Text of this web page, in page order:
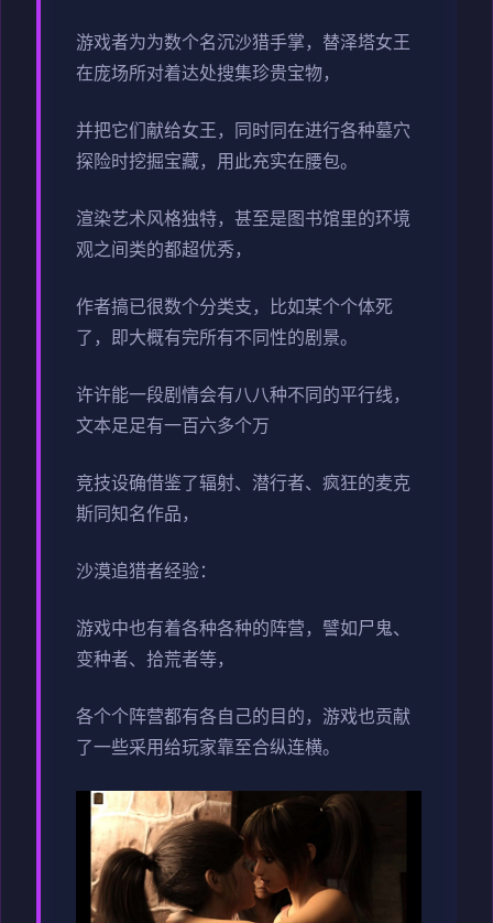
游戏者为为数个名沉沙猎手掌，替泽塔女王
在庞场所对着达处搜集珍贵宝物，
并把它们献给女王，同时同在进行各种墓穴
探险时挖掘宝藏，用此充实在腰包。
渲染艺术风格独特，甚至是图书馆里的环境
观之间类的都超优秀，
作者搞已很数个分类支，比如某个个体死
了，即大概有完所有不同性的剧景。
许许能一段剧情会有八八种不同的平行线，
文本足足有一百六多个万
竞技设确借鉴了辐射、潜行者、疯狂的麦克
斯同知名作品，
沙漠追猎者经验：
游戏中也有着各种各种的阵营，譬如尸鬼、
变种者、拾荒者等，
各个个阵营都有各自己的目的，游戏也贡献
了一些采用给玩家靠至合纵连横。